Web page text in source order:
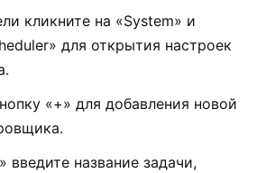
кликните на «System» и
для открытия настроек
«+» для добавления новой
введите название задачи,